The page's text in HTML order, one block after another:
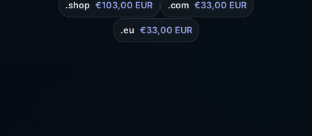
.shop €103,00 EUR .com €33,00 EUR
.eu €33,00 EUR